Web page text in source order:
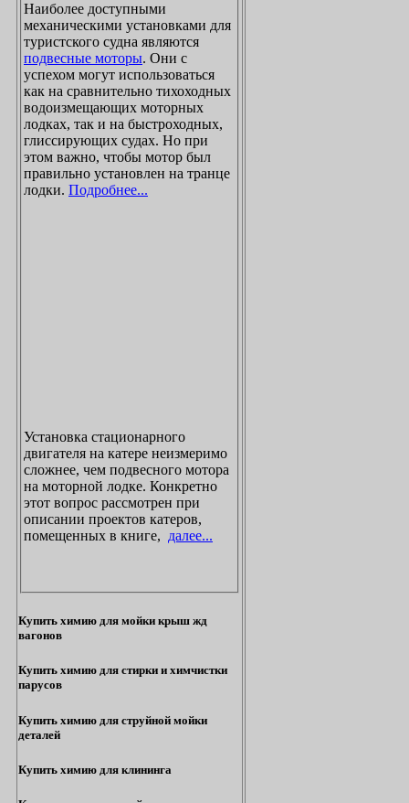
Наиболее доступными
механическими установками для
туристского судна являются
подвесные моторы. Они с
успехом могут использоваться
как на сравнительно тихоходных
водоизмещающих моторных
лодках, так и на быстроходных,
глиссирующих судах. Но при
этом важно, чтобы мотор был
правильно установлен на транце
лодки. Подробнее...
Установка стационарного
двигателя на катере неизмеримо
сложнее, чем подвесного мотора
на моторной лодке. Конкретно
этот вопрос рассмотрен при
описании проектов катеров,
помещенных в книге, далее...
Купить химию для мойки крыш жд
вагонов
Купить химию для стирки и химчистки
парусов
Купить химию для струйной мойки
деталей
Купить химию для клининга